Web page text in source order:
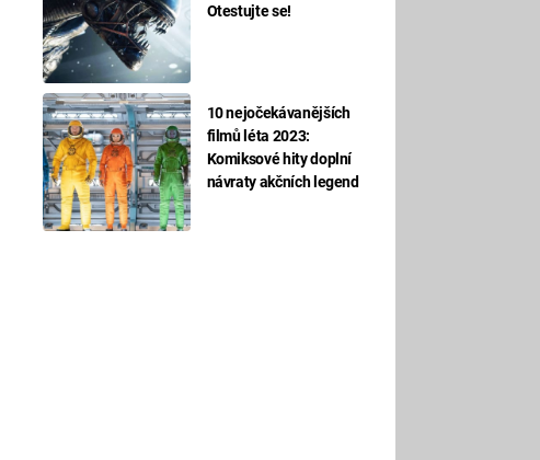
Otestujte se!
10 nejočekávanějších
filmů léta 2023:
Komiksové hity doplní
návraty akčních legend